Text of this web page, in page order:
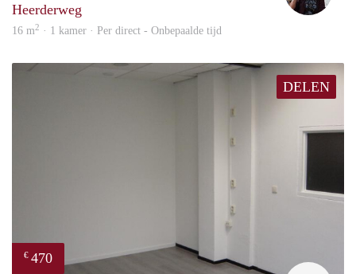
Heerderweg
16 m2 · 1 kamer · Per direct - Onbepaalde tijd
DELEN
€ 470